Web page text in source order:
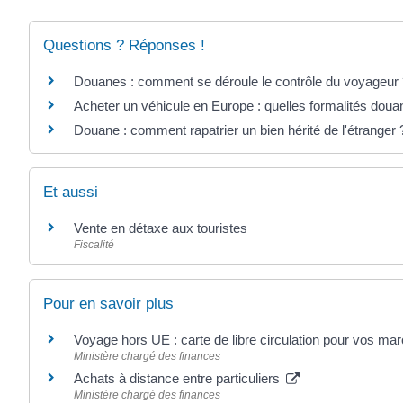
Questions ? Réponses !
Douanes : comment se déroule le contrôle du voyageur
Acheter un véhicule en Europe : quelles formalités
Douane : comment rapatrier un bien hérité de l'étranger
Et aussi
Vente en détaxe aux touristes
Fiscalité
Pour en savoir plus
Voyage hors UE : carte de libre circulation pour vos
Ministère chargé des finances
Achats à distance entre particuliers
Ministère chargé des finances